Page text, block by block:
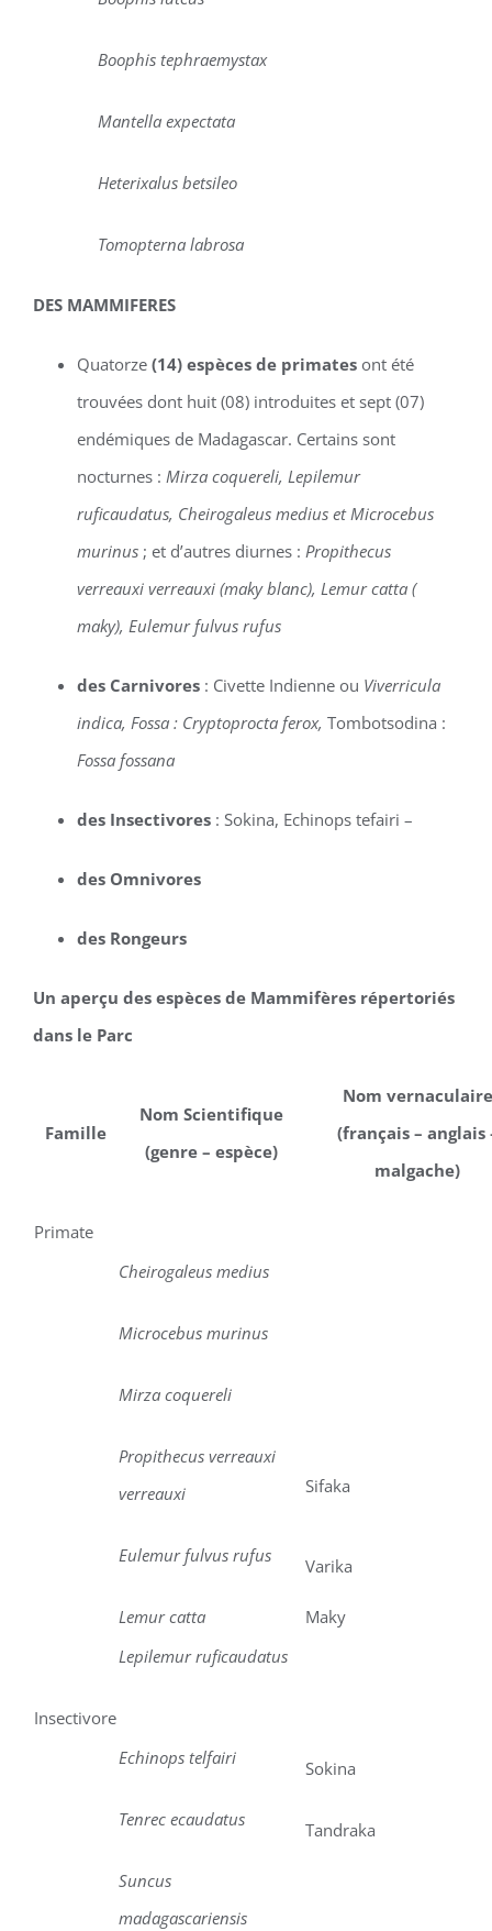
Boophis tephraemystax
Mantella expectata
Heterixalus betsileo
Tomopterna labrosa
DES MAMMIFERES
Quatorze (14) espèces de primates ont été
trouvées dont huit (08) introduites et sept (07)
endémiques de Madagascar. Certains sont
nocturnes : Mirza coquereli, Lepilemur
ruficaudatus, Cheirogaleus medius et Microcebus
murinus ; et d’autres diurnes : Propithecus
verreauxi verreauxi (maky blanc), Lemur catta (
maky), Eulemur fulvus rufus
des Carnivores : Civette Indienne ou Viverricula
indica, Fossa : Cryptoprocta ferox, Tombotsodina :
Fossa fossana
des Insectivores : Sokina, Echinops tefairi –
des Omnivores
des Rongeurs
Un aperçu des espèces de Mammifères répertoriés
dans le Parc
Famille
Nom Scientifique
(genre – espèce)
Nom vernaculaire
(français – anglais
malgache)
Primate
Cheirogaleus medius
Microcebus murinus
Mirza coquereli
Propithecus verreauxi
verreauxi
Sifaka
Eulemur fulvus rufus Varika
Lemur catta
Maky
Lepilemur ruficaudatus
Insectivore
Echinops telfairi
Sokina
Tenrec ecaudatus Tandraka
Suncus
madagascariensis